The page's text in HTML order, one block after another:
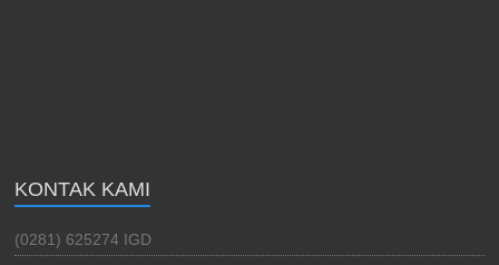
KONTAK KAMI
(0281) 625274 IGD